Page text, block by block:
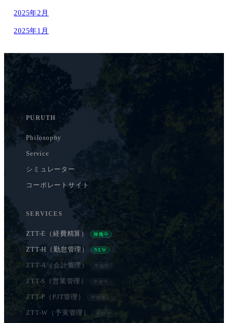
2025年2月
2025年1月
PURUTH
Philosophy
Service
シミュレーター
コーポレートサイト
SERVICES
ZTT-E（経費精算） 稼働中
ZTT-H（勤怠管理） NEW
ZTT-A（会計管理） 準備中
ZTT-S（営業管理） 準備中
ZTT-P（PJT管理） 準備中
ZTT-W（予実管理） 準備中